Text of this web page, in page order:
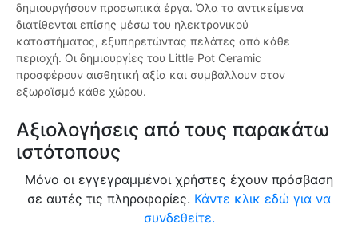
δημιουργήσουν προσωπικά έργα. Όλα τα αντικείμενα
διατίθενται επίσης μέσω του ηλεκτρονικού
καταστήματος, εξυπηρετώντας πελάτες από κάθε
περιοχή. Οι δημιουργίες του Little Pot Ceramic
προσφέρουν αισθητική αξία και συμβάλλουν στον
εξωραϊσμό κάθε χώρου.
Αξιολογήσεις από τους παρακάτω
ιστότοπους
Μόνο οι εγγεγραμμένοι χρήστες έχουν πρόσβαση
σε αυτές τις πληροφορίες. Κάντε κλικ εδώ για να
συνδεθείτε.